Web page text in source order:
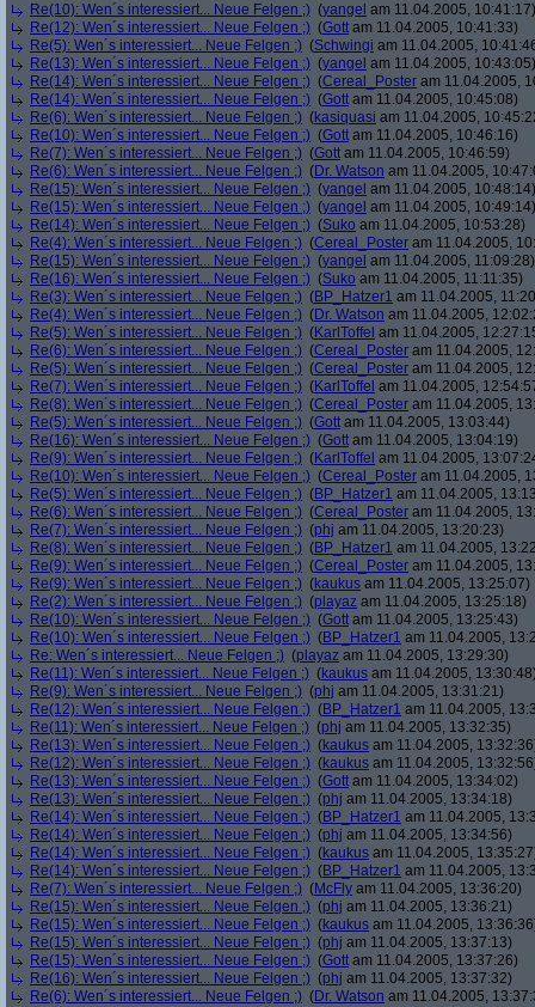
Re(10): Wen´s interessiert... Neue Felgen ;) (yangel am 11.04.2005, 10:41:17)
Re(12): Wen´s interessiert... Neue Felgen ;) (Gott am 11.04.2005, 10:41:33)
Re(5): Wen´s interessiert... Neue Felgen ;) (Schwingi am 11.04.2005,
Re(13): Wen´s interessiert... Neue Felgen ;) (yangel am 11.04.2005, 10:43:05)
Re(14): Wen´s interessiert... Neue Felgen ;) (Cereal_Poster am 11.04.2005,
Re(14): Wen´s interessiert... Neue Felgen ;) (Gott am 11.04.2005, 10:45:08)
Re(6): Wen´s interessiert... Neue Felgen ;) (kasiquasi am 11.04.2005,
Re(10): Wen´s interessiert... Neue Felgen ;) (Gott am 11.04.2005, 10:46:16)
Re(7): Wen´s interessiert... Neue Felgen ;) (Gott am 11.04.2005, 10:46:59)
Re(6): Wen´s interessiert... Neue Felgen ;) (Dr. Watson am 11.04.2005,
Re(15): Wen´s interessiert... Neue Felgen ;) (yangel am 11.04.2005, 10:48:14)
Re(15): Wen´s interessiert... Neue Felgen ;) (yangel am 11.04.2005, 10:49:14)
Re(14): Wen´s interessiert... Neue Felgen ;) (Suko am 11.04.2005, 10:53:28)
Re(4): Wen´s interessiert... Neue Felgen ;) (Cereal_Poster am 11.04.2005,
Re(15): Wen´s interessiert... Neue Felgen ;) (yangel am 11.04.2005, 11:09:28)
Re(16): Wen´s interessiert... Neue Felgen ;) (Suko am 11.04.2005, 11:11:35)
Re(3): Wen´s interessiert... Neue Felgen ;) (BP_Hatzer1 am 11.04.2005,
Re(4): Wen´s interessiert... Neue Felgen ;) (Dr. Watson am 11.04.2005,
Re(5): Wen´s interessiert... Neue Felgen ;) (KarlToffel am 11.04.2005,
Re(6): Wen´s interessiert... Neue Felgen ;) (Cereal_Poster am 11.04.2005,
Re(5): Wen´s interessiert... Neue Felgen ;) (Cereal_Poster am 11.04.2005,
Re(7): Wen´s interessiert... Neue Felgen ;) (KarlToffel am 11.04.2005,
Re(8): Wen´s interessiert... Neue Felgen ;) (Cereal_Poster am 11.04.2005,
Re(5): Wen´s interessiert... Neue Felgen ;) (Gott am 11.04.2005, 13:03:44)
Re(16): Wen´s interessiert... Neue Felgen ;) (Gott am 11.04.2005, 13:04:19)
Re(9): Wen´s interessiert... Neue Felgen ;) (KarlToffel am 11.04.2005,
Re(10): Wen´s interessiert... Neue Felgen ;) (Cereal_Poster am 11.04.2005,
Re(5): Wen´s interessiert... Neue Felgen ;) (BP_Hatzer1 am 11.04.2005,
Re(6): Wen´s interessiert... Neue Felgen ;) (Cereal_Poster am 11.04.2005,
Re(7): Wen´s interessiert... Neue Felgen ;) (phj am 11.04.2005, 13:20:23)
Re(8): Wen´s interessiert... Neue Felgen ;) (BP_Hatzer1 am 11.04.2005,
Re(9): Wen´s interessiert... Neue Felgen ;) (Cereal_Poster am 11.04.2005,
Re(9): Wen´s interessiert... Neue Felgen ;) (kaukus am 11.04.2005, 13:25:07)
Re(2): Wen´s interessiert... Neue Felgen ;) (playaz am 11.04.2005, 13:25:18)
Re(10): Wen´s interessiert... Neue Felgen ;) (Gott am 11.04.2005, 13:25:43)
Re(10): Wen´s interessiert... Neue Felgen ;) (BP_Hatzer1 am 11.04.2005,
Re: Wen´s interessiert... Neue Felgen ;) (playaz am 11.04.2005, 13:29:30)
Re(11): Wen´s interessiert... Neue Felgen ;) (kaukus am 11.04.2005,
Re(9): Wen´s interessiert... Neue Felgen ;) (phj am 11.04.2005, 13:31:21)
Re(12): Wen´s interessiert... Neue Felgen ;) (BP_Hatzer1 am 11.04.2005,
Re(11): Wen´s interessiert... Neue Felgen ;) (phj am 11.04.2005, 13:32:35)
Re(13): Wen´s interessiert... Neue Felgen ;) (kaukus am 11.04.2005,
Re(12): Wen´s interessiert... Neue Felgen ;) (kaukus am 11.04.2005,
Re(13): Wen´s interessiert... Neue Felgen ;) (Gott am 11.04.2005, 13:34:02)
Re(13): Wen´s interessiert... Neue Felgen ;) (phj am 11.04.2005, 13:34:18)
Re(14): Wen´s interessiert... Neue Felgen ;) (BP_Hatzer1 am 11.04.2005,
Re(14): Wen´s interessiert... Neue Felgen ;) (phj am 11.04.2005, 13:34:56)
Re(14): Wen´s interessiert... Neue Felgen ;) (kaukus am 11.04.2005,
Re(14): Wen´s interessiert... Neue Felgen ;) (BP_Hatzer1 am 11.04.2005,
Re(7): Wen´s interessiert... Neue Felgen ;) (McFly am 11.04.2005, 13:36:20)
Re(15): Wen´s interessiert... Neue Felgen ;) (phj am 11.04.2005, 13:36:21)
Re(15): Wen´s interessiert... Neue Felgen ;) (kaukus am 11.04.2005,
Re(15): Wen´s interessiert... Neue Felgen ;) (phj am 11.04.2005, 13:37:13)
Re(15): Wen´s interessiert... Neue Felgen ;) (Gott am 11.04.2005, 13:37:26)
Re(16): Wen´s interessiert... Neue Felgen ;) (phj am 11.04.2005, 13:37:32)
Re(6): Wen´s interessiert... Neue Felgen ;) (Dr. Watson am 11.04.2005,